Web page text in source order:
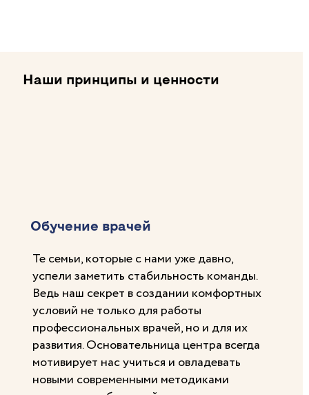
Наши принципы и ценности
Те семьи, которые с нами уже давно,
успели заметить стабильность команды.
Ведь наш секрет в создании комфортных
условий не только для работы
профессиональных врачей, но и для их
развития. Основательница центра всегда
мотивирует нас учиться и овладевать
новыми современными методиками
Обучение врачей